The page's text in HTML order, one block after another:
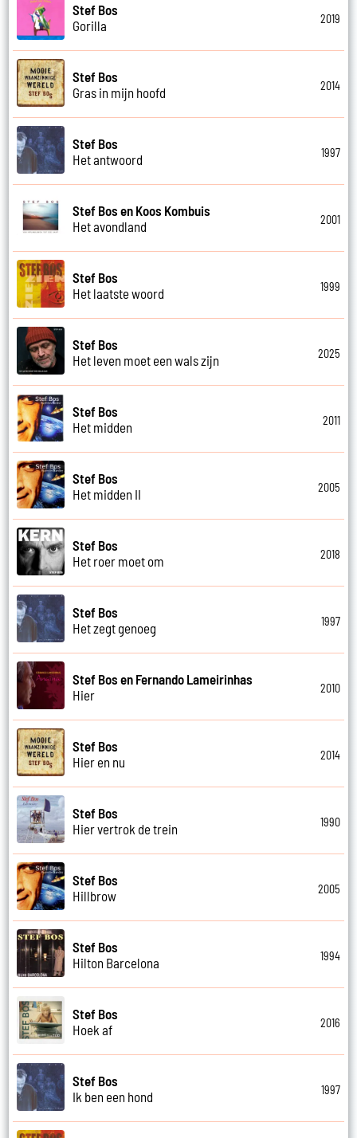
Stef Bos
Gorilla
2019
Stef Bos
Gras in mijn hoofd
2014
Stef Bos
Het antwoord
1997
Stef Bos en Koos Kombuis
Het avondland
2001
Stef Bos
Het laatste woord
1999
Stef Bos
Het leven moet een wals zijn
2025
Stef Bos
Het midden
2011
Stef Bos
Het midden II
2005
Stef Bos
Het roer moet om
2018
Stef Bos
Het zegt genoeg
1997
Stef Bos en Fernando Lameirinhas
Hier
2010
Stef Bos
Hier en nu
2014
Stef Bos
Hier vertrok de trein
1990
Stef Bos
Hillbrow
2005
Stef Bos
Hilton Barcelona
1994
Stef Bos
Hoek af
2016
Stef Bos
Ik ben een hond
1997